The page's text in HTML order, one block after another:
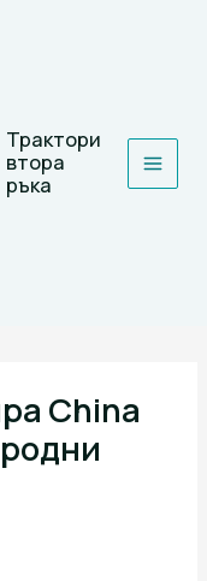
Трактори
втора
ръка
China